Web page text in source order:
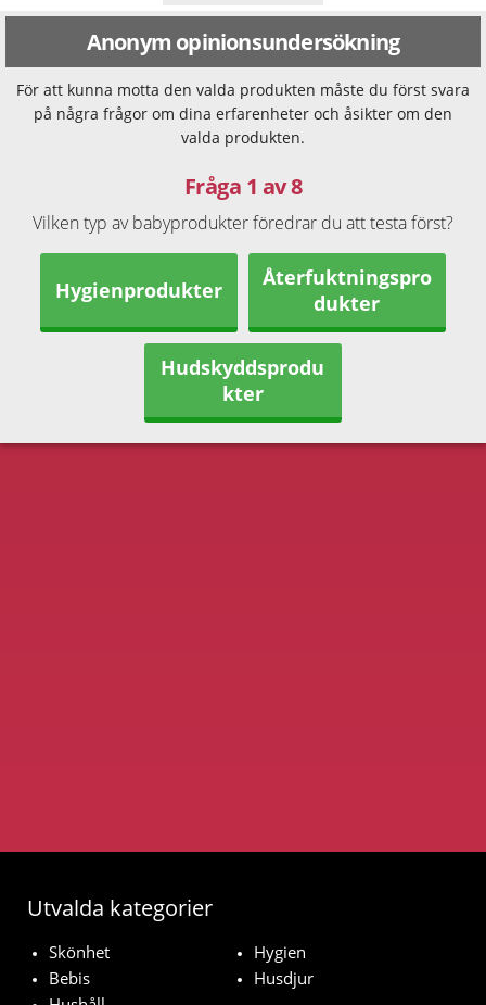
Anonym opinionsundersökning
För att kunna motta den valda produkten måste du först svara
på några frågor om dina erfarenheter och åsikter om den
valda produkten.
Fråga 1 av 8
Vilken typ av babyprodukter föredrar du att testa först?
Hygienprodukter
Återfuktningspro
dukter
Hudskyddsprodu
kter
Utvalda kategorier
Skönhet
Hygien
Bebis
Husdjur